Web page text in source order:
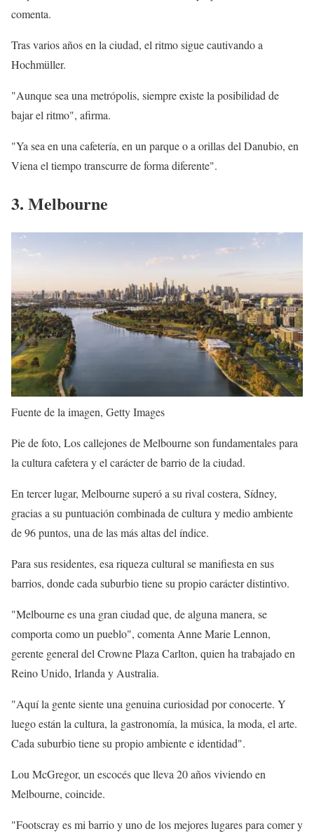
comenta.
Tras varios años en la ciudad, el ritmo sigue cautivando a
Hochmüller.
"Aunque sea una metrópolis, siempre existe la posibilidad de
bajar el ritmo", afirma.
"Ya sea en una cafetería, en un parque o a orillas del Danubio, en
Viena el tiempo transcurre de forma diferente".
3. Melbourne
Fuente de la imagen, Getty Images
Pie de foto, Los callejones de Melbourne son fundamentales para
la cultura cafetera y el carácter de barrio de la ciudad.
En tercer lugar, Melbourne superó a su rival costera, Sídney,
gracias a su puntuación combinada de cultura y medio ambiente
de 96 puntos, una de las más altas del índice.
Para sus residentes, esa riqueza cultural se manifiesta en sus
barrios, donde cada suburbio tiene su propio carácter distintivo.
"Melbourne es una gran ciudad que, de alguna manera, se
comporta como un pueblo", comenta Anne Marie Lennon,
gerente general del Crowne Plaza Carlton, quien ha trabajado en
Reino Unido, Irlanda y Australia.
"Aquí la gente siente una genuina curiosidad por conocerte. Y
luego están la cultura, la gastronomía, la música, la moda, el arte.
Cada suburbio tiene su propio ambiente e identidad".
Lou McGregor, un escocés que lleva 20 años viviendo en
Melbourne, coincide.
"Footscray es mi barrio y uno de los mejores lugares para comer y